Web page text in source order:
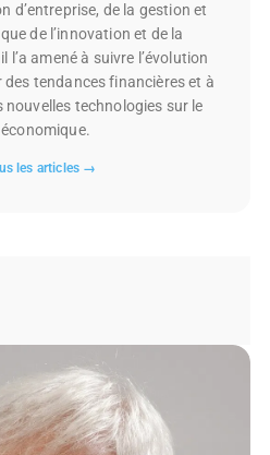
d’entreprise, de la gestion et
de l’innovation et de la
amené à suivre l’évolution
tendances financières et à
nouvelles technologies sur le
les articles →